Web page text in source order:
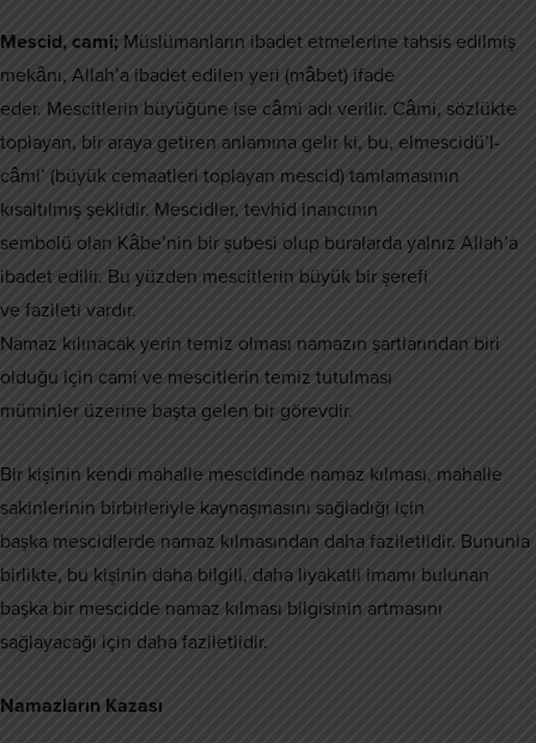
Mescid, cami; Müslümanların ibadet etmelerine tahsis edilmiş
mekânı, Allah’a ibadet edilen yeri (mâbet) ifade
eder. Mescitlerin büyüğüne ise câmi adı verilir. Câmi, sözlükte
toplayan, bir araya getiren anlamına gelir ki, bu, elmescidü’l-
câmi’ (büyük cemaatleri toplayan mescid) tamlamasının
kısaltılmış şeklidir. Mescidler, tevhid inancının
sembolü olan Kâbe’nin bir şubesi olup buralarda yalnız Allah’a
ibadet edilir. Bu yüzden mescitlerin büyük bir şerefi
ve fazileti vardır.
Namaz kılınacak yerin temiz olması namazın şartlarından biri
olduğu için cami ve mescitlerin temiz tutulması
müminler üzerine başta gelen bir görevdir.
Bir kişinin kendi mahalle mescidinde namaz kılması, mahalle
sakinlerinin birbirleriyle kaynaşmasını sağladığı için
başka mescidlerde namaz kılmasından daha faziletlidir. Bununla
birlikte, bu kişinin daha bilgili, daha liyakatli imamı bulunan
başka bir mescidde namaz kılması bilgisinin artmasını
sağlayacağı için daha faziletlidir.
Namazların Kazası